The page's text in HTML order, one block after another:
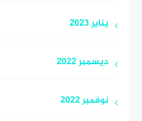
يناير 2023
ديسمبر 2022
نوفمبر 2022